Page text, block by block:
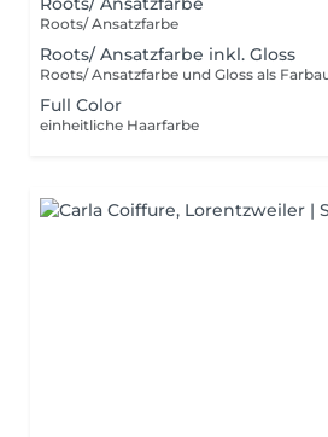
Roots/ Ansatzfarbe
Roots/ Ansatzfarbe inkl. Gloss
Roots/ Ansatzfarbe und Gloss als
Full Color
einheitliche Haarfarbe